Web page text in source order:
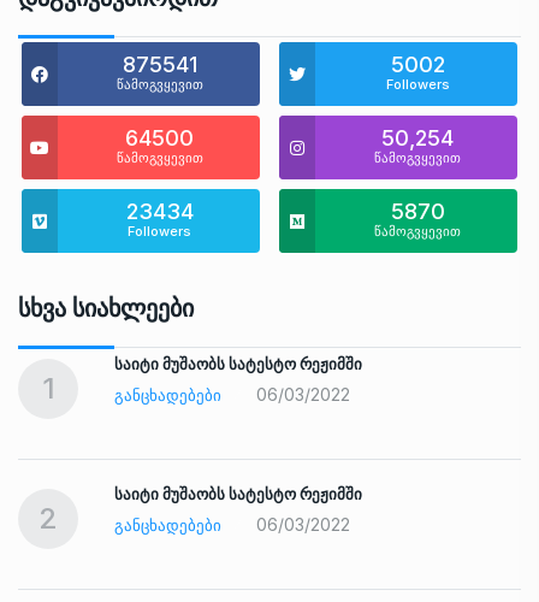
875541
წამოგვყევით
5002
Followers
64500
წამოგვყევით
50,254
წამოგვყევით
23434
Followers
5870
წამოგვყევით
Სხვა Სიახლეები
1
საიტი მუშაობს სატესტო რეჟიმში
ᲒᲐᲜᲪᲮᲐᲓᲔᲑᲔᲑᲘ
06/03/2022
2
საიტი მუშაობს სატესტო რეჟიმში
ᲒᲐᲜᲪᲮᲐᲓᲔᲑᲔᲑᲘ
06/03/2022